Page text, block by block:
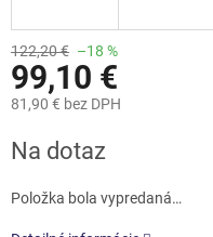
122,20 € –18 %
99,10 €
81,90 € bez DPH
cena:
Na dotaz
Položka bola vypredaná…